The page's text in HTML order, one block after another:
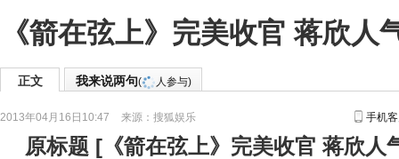
《箭在弦上》完美收官 蒋欣人
正文 我来说两句( 人参与)
2013年04月16日10:47 来源： 搜狐娱乐 手机
原标题 [ 《箭在弦上》完美收官 蒋欣人